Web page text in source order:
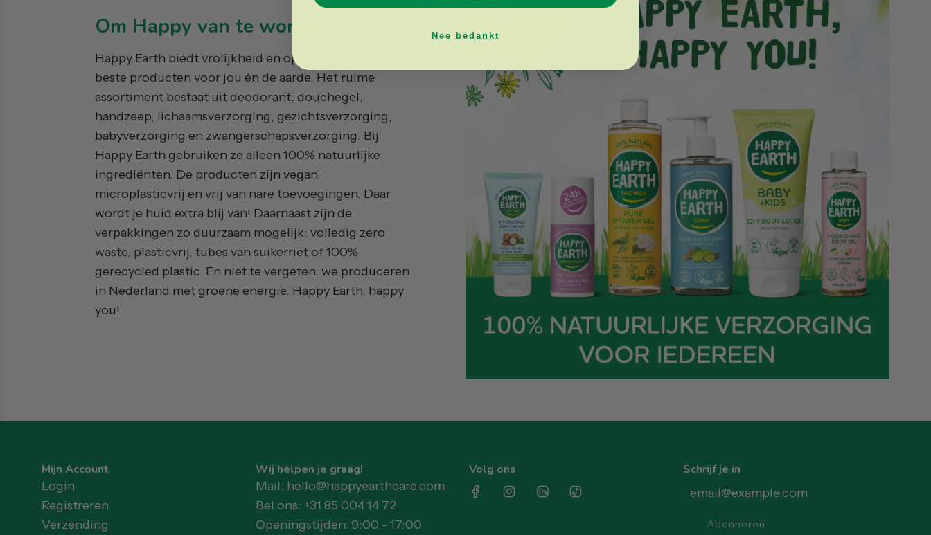
Om Happy van te worden!
Happy Earth biedt vrolijkheid en optimisme met de
beste producten voor jou én de aarde. Het ruime
assortiment bestaat uit deodorant, douchegel,
handzeep, lichaamsverzorging, gezichtsverzorging,
babyverzorging en zwangerschapsverzorging. Bij
Happy Earth gebruiken ze alleen 100% natuurlijke
ingrediënten. De producten zijn vegan,
microplasticvrij en vrij van nare toevoegingen. Daar
wordt je huid extra blij van! Daarnaast zijn de
verpakkingen zo duurzaam mogelijk: volledig zero
waste, plasticvrij, tubes van suikerriet of 100%
gerecycled plastic. En niet te vergeten: we produceren
in Nederland met groene energie. Happy Earth, happy
you!
Mijn Account
Login
Registreren
Verzending
Wij helpen je graag!
Mail: hello@happyearthcare.com
Bel ons: +31 85 004 14 72
Openingstijden: 9:00 - 17:00
Volg ons Schrijf je in
Abonneren
Nee bedankt